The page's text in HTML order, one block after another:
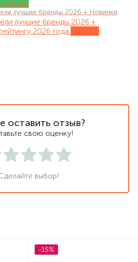
Рейтинг
лучшие бренды 2026 +
2026 года
оставить отзыв?
свою оценку!
выбор!
-15%